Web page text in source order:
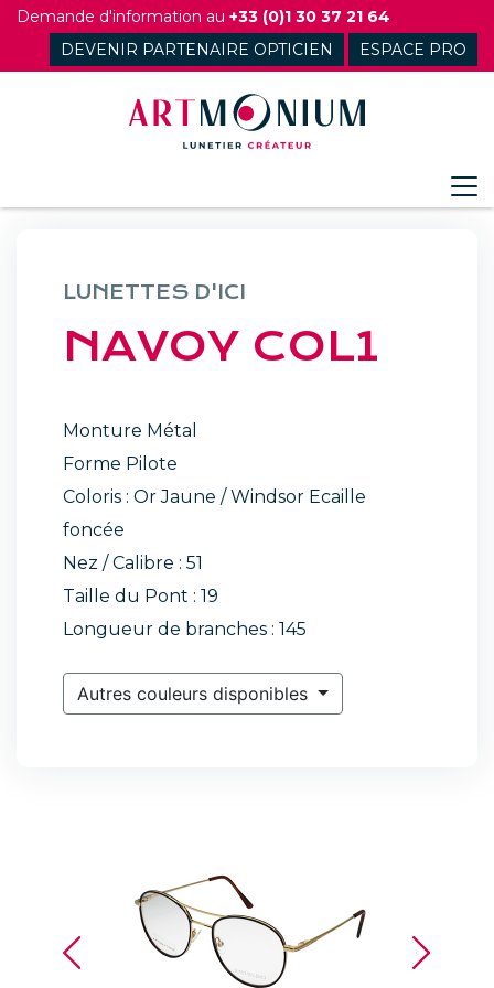
Skip
content
Demande d'information au +33 (0)1 30 37 21 64
DEVENIR PARTENAIRE OPTICIEN
ESPACE PRO
LUNETTES D'ICI
NAVOY COL1
Monture Métal
Forme Pilote
Coloris : Or Jaune / Windsor Ecaille
foncée
Nez / Calibre : 51
Taille du Pont : 19
Longueur de branches : 145
Autres couleurs disponibles